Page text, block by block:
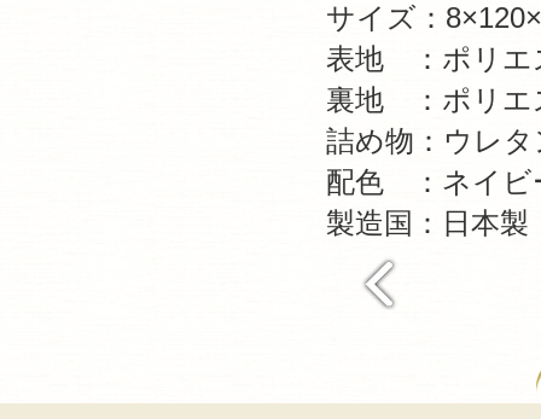
サイズ：
表地 ：ポリエ
裏地 ：ポリエ
詰め物：ウレ
配色 ：ネイビ
製造国：日本製